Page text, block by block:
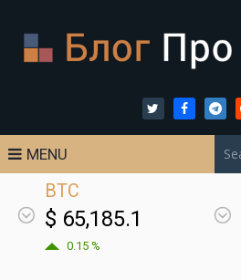
MENU
BTC
$ 65,185.1
0.15 %